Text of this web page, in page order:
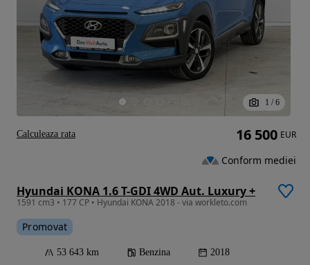
1 / 6
Hyundai KONA 1.6 T-GDI 4WD Aut. Luxury +
1591 cm3 • 177 CP • Hyundai KONA 2018 - via workleto.com
Promovat
53 643 km Benzina 2018
16 500 EUR
Conform mediei
Calculeaza rata